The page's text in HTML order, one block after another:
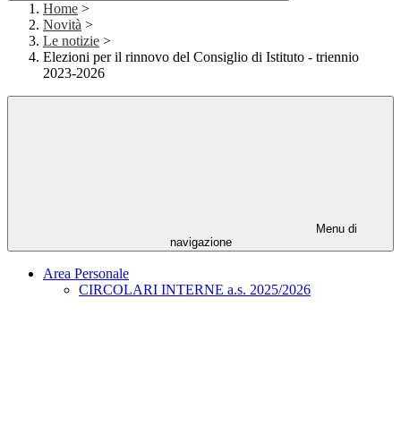
Home >
Novità >
Le notizie >
Elezioni per il rinnovo del Consiglio di Istituto - triennio
2023-2026
Menu di
navigazione
Area Personale
CIRCOLARI INTERNE a.s. 2025/2026